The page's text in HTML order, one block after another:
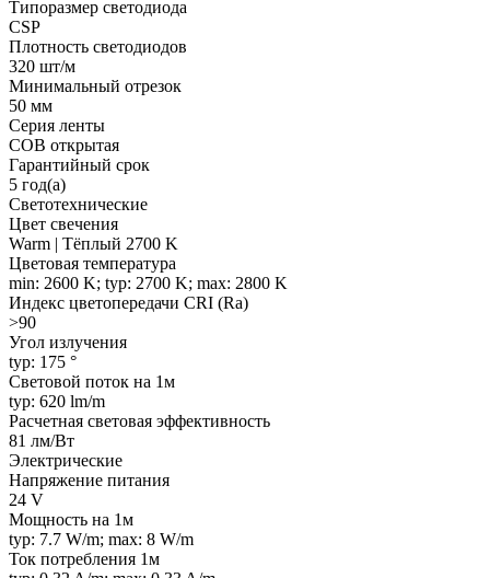
Типоразмер светодиода
CSP
Плотность светодиодов
320 шт/м
Минимальный отрезок
50 мм
Серия ленты
COB открытая
Гарантийный срок
5 год(а)
Светотехнические
Цвет свечения
Warm | Тёплый 2700 K
Цветовая температура
min: 2600 K; typ: 2700 K; max: 2800 K
Индекс цветопередачи CRI (Ra)
>90
Угол излучения
typ: 175 °
Световой поток на 1м
typ: 620 lm/m
Расчетная световая эффективность
81 лм/Вт
Электрические
Напряжение питания
24 V
Мощность на 1м
typ: 7.7 W/m; max: 8 W/m
Ток потребления 1м